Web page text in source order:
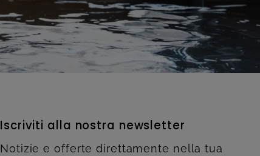
Iscriviti alla nostra newsletter
Notizie e offerte direttamente nella tua